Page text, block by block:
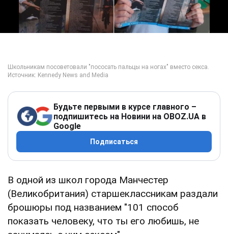
Будьте первыми в курсе главного –
подпишитесь на Новини на OBOZ.UA в
Google
Подписаться
В одной из школ города Манчестер
(Великобритания) старшеклассникам раздали
брошюры под названием "101 способ
показать человеку, что ты его любишь, не